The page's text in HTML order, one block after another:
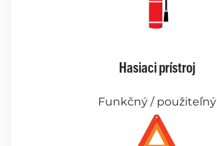
Hasiaci prístroj
Funkčný / použiteľný